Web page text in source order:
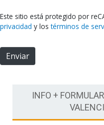
c
r
e
b
Este sitio está protegido por
privacidad y lostérminos de
Enviar
INFO +